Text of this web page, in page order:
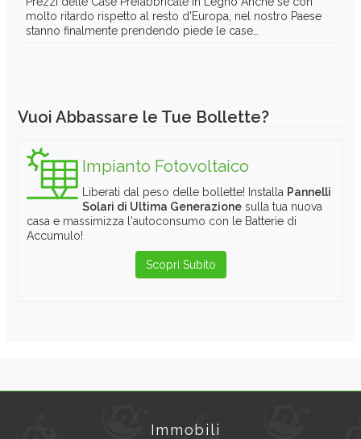
molto ritardo rispetto al resto d'Europa, nel nostro Paese
stanno finalmente prendendo piede le case…
Vuoi Abbassare le Tue Bollette?
Impianto Fotovoltaico
Liberati dal peso delle bollette! Installa Pannelli
Solari di Ultima Generazione sulla tua nuova
casa e massimizza l'autoconsumo con le Batterie di
Accumulo!
Scopri Subito
Immobili